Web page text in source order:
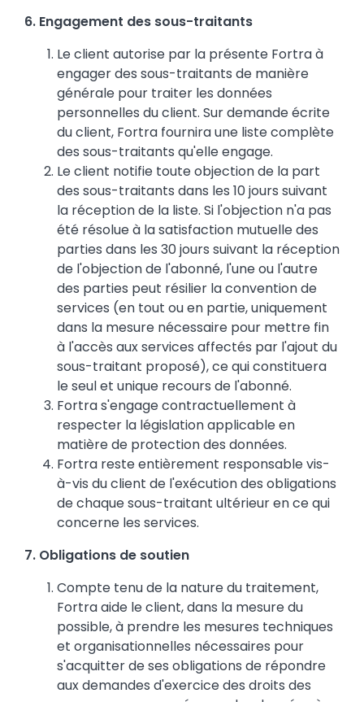
6. Engagement des sous-traitants
Le client autorise par la présente Fortra à
engager des sous-traitants de manière
générale pour traiter les données
personnelles du client. Sur demande écrite
du client, Fortra fournira une liste complète
des sous-traitants qu'elle engage.
Le client notifie toute objection de la part
des sous-traitants dans les 10 jours suivant
la réception de la liste. Si l'objection n'a pas
été résolue à la satisfaction mutuelle des
parties dans les 30 jours suivant la réception
de l'objection de l'abonné, l'une ou l'autre
des parties peut résilier la convention de
services (en tout ou en partie, uniquement
dans la mesure nécessaire pour mettre fin
à l'accès aux services affectés par l'ajout du
sous-traitant proposé), ce qui constituera
le seul et unique recours de l'abonné.
Fortra s'engage contractuellement à
respecter la législation applicable en
matière de protection des données.
Fortra reste entièrement responsable vis-
à-vis du client de l'exécution des obligations
de chaque sous-traitant ultérieur en ce qui
concerne les services.
7. Obligations de soutien
Compte tenu de la nature du traitement,
Fortra aide le client, dans la mesure du
possible, à prendre les mesures techniques
et organisationnelles nécessaires pour
s'acquitter de ses obligations de répondre
aux demandes d'exercice des droits des